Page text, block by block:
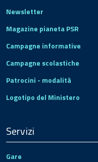
Newsletter
Magazine pianeta PSR
Campagne informative
Campagne scolastiche
Patrocini - modalità
Logotipo del Ministero
Servizi
Gare